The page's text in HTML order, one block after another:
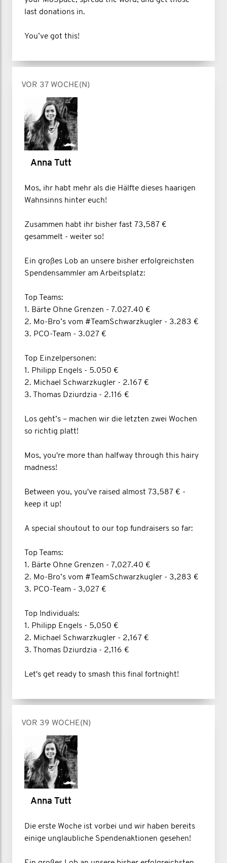
last donations in.
You’ve got this!
VOR 37 WOCHE(N)
Anna Tutt
Mos, ihr habt mehr als die Hälfte dieses haarigen
Wahnsinns hinter euch!
Zusammen habt ihr bisher fast 73,587 €
gesammelt - weiter so!
Ein großes Lob an unsere bisher erfolgreichsten
Spendensammler am Arbeitsplatz:
Top Teams:
1. Bärte Ohne Grenzen - 7.027.40 €
2. Mo-Bro’s vom #TeamSchwarzkugler - 3.283 €
3. PCO-Team - 3.027 €
Top Einzelpersonen:
1. Philipp Engels - 5.050 €
2. Michael Schwarzkugler - 2.167 €
3. Thomas Dziurdzia - 2.116 €
Los geht’s – machen wir die letzten zwei Wochen
so richtig platt!
Mos, you're more than halfway through this hairy
madness!
Between you, you've raised almost 73,587 € -
keep it up!
A special shoutout to our top fundraisers so far:
Top Teams:
1. Bärte Ohne Grenzen - 7,027.40 €
2. Mo-Bro’s vom #TeamSchwarzkugler - 3,283 €
3. PCO-Team - 3,027 €
Top Individuals:
1. Philipp Engels - 5,050 €
2. Michael Schwarzkugler - 2,167 €
3. Thomas Dziurdzia - 2,116 €
Let's get ready to smash this final fortnight!
VOR 39 WOCHE(N)
Anna Tutt
Die erste Woche ist vorbei und wir haben bereits
einige unglaubliche Spendenaktionen gesehen!